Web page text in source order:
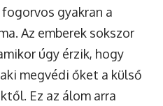
gyakran a
Az emberek sokszor
úgy érzik, hogy
megvédi őket a külső
Ez az álom arra